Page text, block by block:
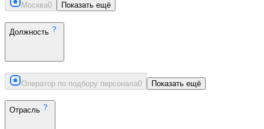
Москва0 Показать ещё
Должность
Оператор по подбору персонала0 Показать ещё
Отрасль